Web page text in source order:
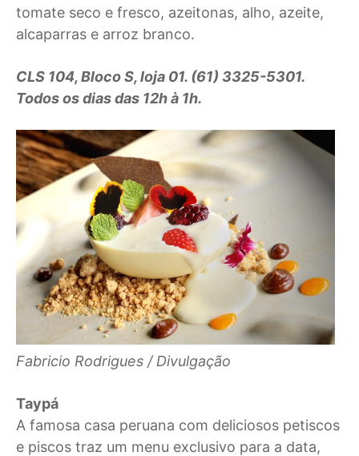
tomate seco e fresco, azeitonas, alho, azeite,
alcaparras e arroz branco.
CLS 104, Bloco S, loja 01. (61) 3325-5301.
Todos os dias das 12h à 1h.
Fabricio Rodrigues / Divulgação
Taypá
A famosa casa peruana com deliciosos petiscos
e piscos traz um menu exclusivo para a data,